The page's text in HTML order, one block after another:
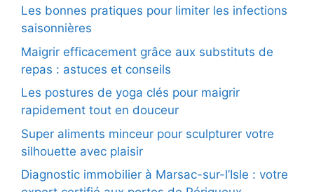
Les bonnes pratiques pour limiter les infections
saisonnières
Maigrir efficacement grâce aux substituts de
repas : astuces et conseils
Les postures de yoga clés pour maigrir
rapidement tout en douceur
Super aliments minceur pour sculpturer votre
silhouette avec plaisir
Diagnostic immobilier à Marsac-sur-l’Isle : votre